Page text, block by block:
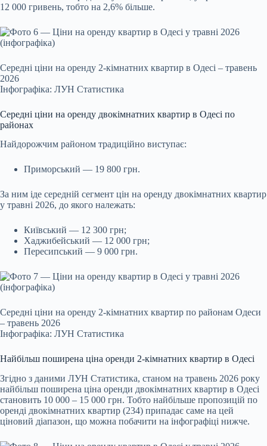
12 000 гривень, тобто на 2,6% більше.
Середні ціни на оренду 2-кімнатних квартир в Одесі – травень
2026
Інфографіка: ЛУН Статистика
Середні ціни на оренду двокімнатних квартир в Одесі по
районах
Найдорожчим районом традиційно виступає:
Приморський — 19 800 грн.
За ним іде середній сегмент цін на оренду двокімнатних квартир
у травні 2026, до якого належать:
Київський — 12 300 грн;
Хаджибейський — 12 000 грн;
Пересипський — 9 000 грн.
Середні ціни на оренду 2-кімнатних квартир по районам Одеси
– травень 2026
Інфографіка: ЛУН Статистика
Найбільш поширена ціна оренди 2-кімнатних квартир в Одесі
Згідно з даними ЛУН Статистика, станом на травень 2026 року
найбільш поширена ціна оренди двокімнатних квартир в Одесі
становить 10 000 – 15 000 грн. Тобто найбільше пропозицій по
оренді двокімнатних квартир (234) припадає саме на цей
ціновий діапазон, що можна побачити на інфографіці нижче.